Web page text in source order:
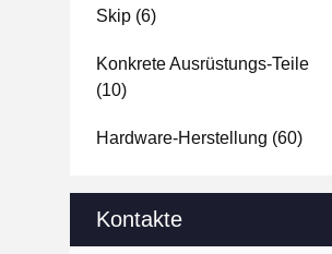
Skip (6)
Konkrete Ausrüstungs-Teile
(10)
Hardware-Herstellung (60)
Kontakte